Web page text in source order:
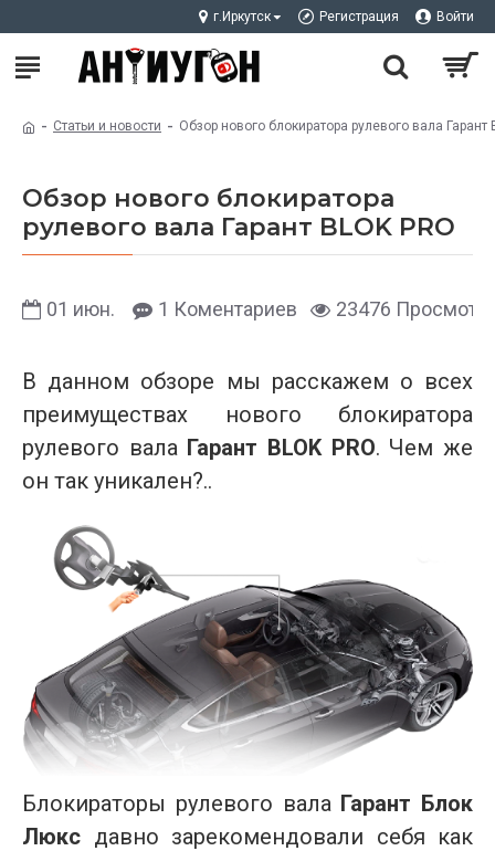
г.Иркутск Регистрация Войти
Статьи и новости Обзор нового блокиратора рулевого вала Гарант
Обзор нового блокиратора
рулевого вала Гарант BLOK PRO
01 июн. 1 Коментариев 23476
В данном обзоре мы расскажем о всех
преимуществах нового блокиратора
рулевого вала Гарант BLOK PRO. Чем же
он так уникален?..
Блокираторы рулевого вала Гарант Блок
Люкс давно зарекомендовали себя как